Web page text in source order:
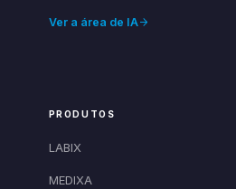
Ver a área de IA
PRODUTOS
LABIX
MEDIXA